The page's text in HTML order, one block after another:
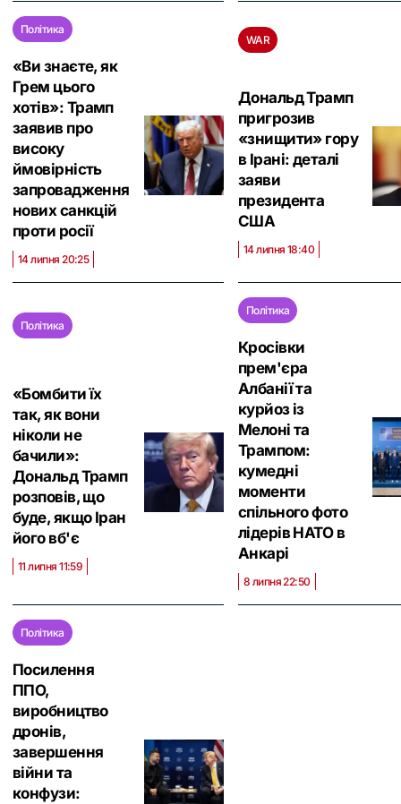
Політика
«Ви знаєте, як
Грем цього
хотів»: Трамп
заявив про
високу
ймовірність
запровадження
нових санкцій
проти росії
14 липня 20:25
WAR
Дональд Трамп
пригрозив
«знищити» гору
в Ірані: деталі
заяви
президента
США
14 липня 18:40
Політика
«Бомбити їх
так, як вони
ніколи не
бачили»:
Дональд Трамп
розповів, що
буде, якщо Іран
його вб'є
11 липня 11:59
Політика
Кросівки
прем'єра
Албанії та
курйоз із
Мелоні та
Трампом:
кумедні
моменти
спільного фото
лідерів НАТО в
Анкарі
8 липня 22:50
Політика
Посилення
ППО,
виробництво
дронів,
завершення
війни та
конфузи: